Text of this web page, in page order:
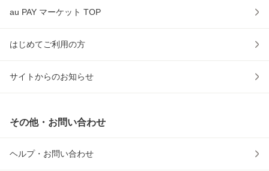
au PAY マーケット TOP
はじめてご利用の方
サイトからのお知らせ
その他・お問い合わせ
ヘルプ・お問い合わせ